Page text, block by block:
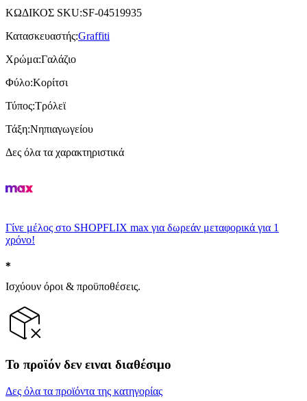
ΚΩΔΙΚΟΣ SKU:SF-04519935
Κατασκευαστής:Graffiti
Χρώμα:Γαλάζιο
Φύλο:Κορίτσι
Τύπος:Τρόλεϊ
Τάξη:Νηπιαγωγείου
Δες όλα τα χαρακτηριστικά
Γίνε μέλος στο SHOPFLIX max για δωρεάν μεταφορικά για 1
χρόνο!
Ισχύουν όροι & προϋποθέσεις.
Το προϊόν δεν ειναι διαθέσιμο
Δες όλα τα προϊόντα της κατηγορίας